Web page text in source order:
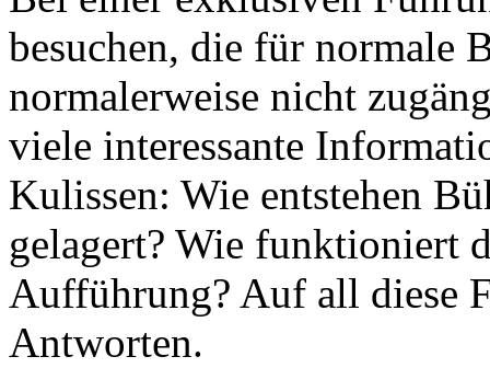
besuchen, die für normale
normalerweise nicht
viele interessante
Kulissen: Wie entstehen
gelagert? Wie funktioniert
Aufführung? Auf all diese
Antworten.